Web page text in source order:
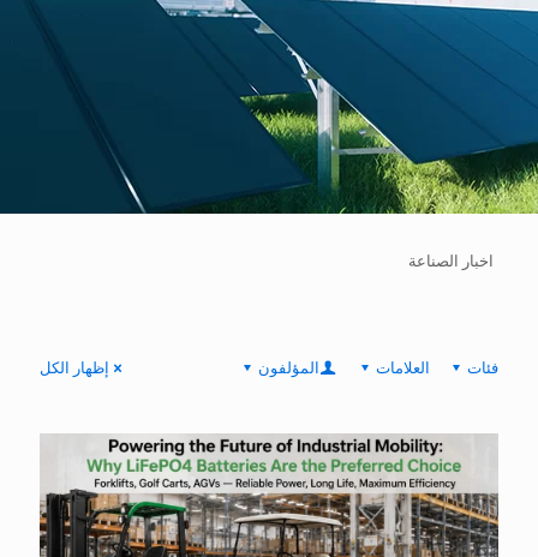
اخبار الصناعة
فئات العلامات المؤلفون إظهار الكل